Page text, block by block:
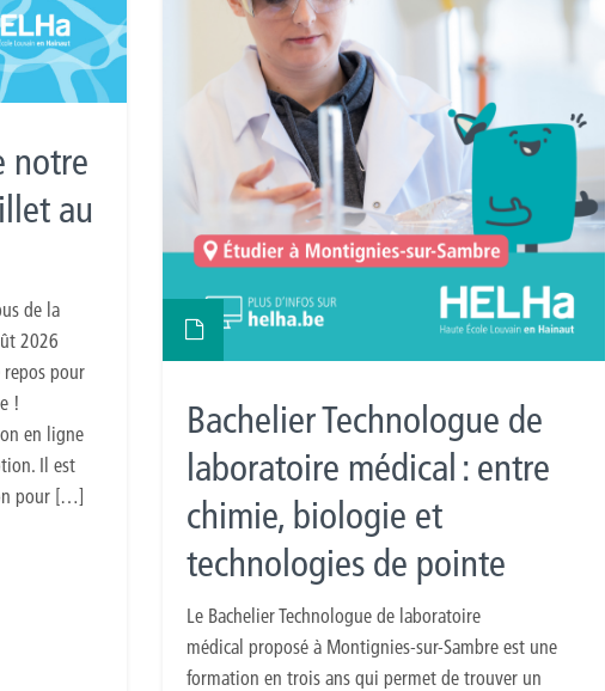
notre
au
de la
2026
repos pour
!
en ligne
Il est
pour […]
Bachelier Technologue de
laboratoire médical : entre
chimie, biologie et
technologies de pointe
Le Bachelier Technologue de laboratoire
médical proposé à Montignies-sur-Sambre est une
formation en trois ans qui permet de trouver un